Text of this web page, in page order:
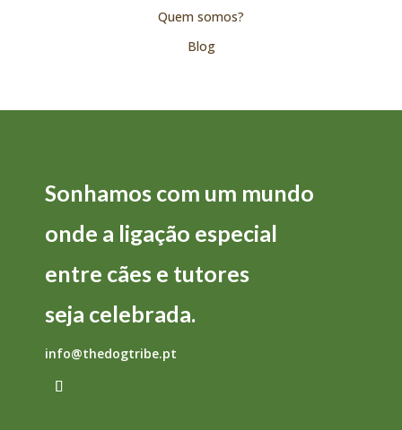
Quem somos?
Blog
Sonhamos com um mundo
onde a ligação especial
entre cães e tutores
seja celebrada.
info@thedogtribe.pt